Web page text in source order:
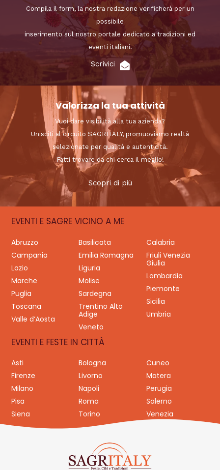
Compila il form, la nostra redazione verificherà per un
possibile
inserimento sul nostro portale dedicato a tradizioni ed
eventi italiani.
Scrivici
Valorizza la tua attività
Vuoi dare visibilità alla tua azienda?
Unisciti al circuito SAGRITALY, promuoviamo realtà
selezionate per qualità e autenticità.
Fatti trovare da chi cerca il meglio!
Scopri di più
EVENTI E SAGRE VICINO A ME
Abruzzo Basilicata
Calabria
Campania
Emilia Romagna
Friuli Venezia
Giulia
Lazio
Liguria
Lombardia
Marche
Molise
Piemonte
Puglia
Sardegna
Sicilia
Toscana
Trentino Alto
Adige
Umbria
Valle d’Aosta
Veneto
EVENTI E FESTE IN CITTÀ
Asti Bologna
Cuneo
Firenze
Livorno
Matera
Milano
Napoli
Perugia
Pisa
Roma
Salerno
Siena
Torino Venezia